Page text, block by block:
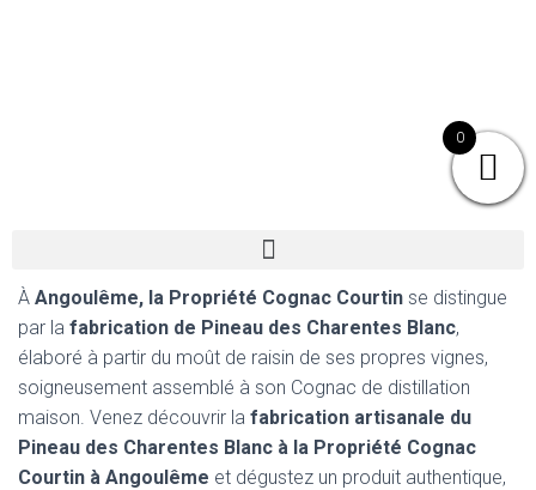
À Angoulême, la Propriété Cognac Courtin se distingue
par la fabrication de Pineau des Charentes Blanc,
élaboré à partir du moût de raisin de ses propres vignes,
soigneusement assemblé à son Cognac de distillation
maison. Venez découvrir la fabrication artisanale du
Pineau des Charentes Blanc à la Propriété Cognac
Courtin à Angoulême et dégustez un produit authentique,
0